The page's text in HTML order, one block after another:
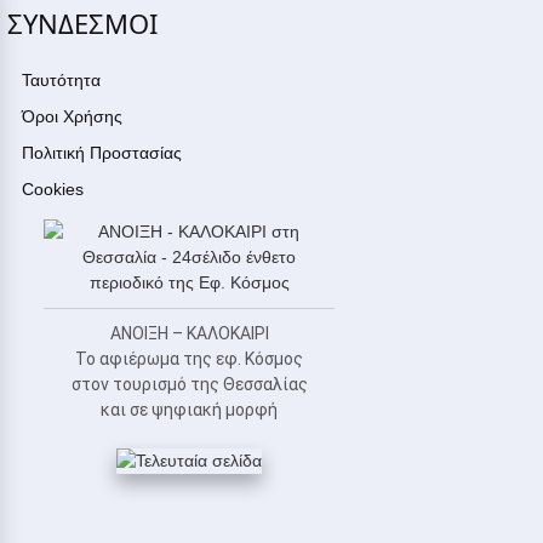
ΣΥΝΔΕΣΜΟΙ
Ταυτότητα
Όροι Χρήσης
Πολιτική Προστασίας
Cookies
ΑΝΟΙΞΗ – ΚΑΛΟΚΑΙΡΙ
Το αφιέρωμα της εφ. Κόσμος
στον τουρισμό της Θεσσαλίας
και σε ψηφιακή μορφή